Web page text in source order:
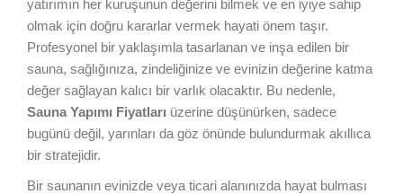
yatırımın her kuruşunun değerini bilmek ve en iyiye sahip
olmak için doğru kararlar vermek hayati önem taşır.
Profesyonel bir yaklaşımla tasarlanan ve inşa edilen bir
sauna, sağlığınıza, zindeliğinize ve evinizin değerine katma
değer sağlayan kalıcı bir varlık olacaktır. Bu nedenle,
Sauna Yapımı Fiyatları üzerine düşünürken, sadece
bugünü değil, yarınları da göz önünde bulundurmak akıllıca
bir stratejidir.
Bir saunanın evinizde veya ticari alanınızda hayat bulması